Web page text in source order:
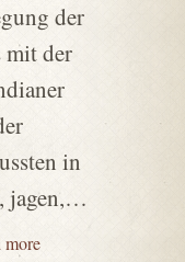
der
mit der
in
jagen,…
more